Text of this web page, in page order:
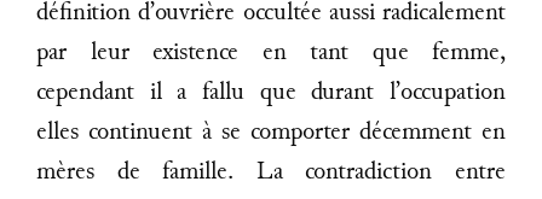
définition d’ouvrière occultée aussi radicalement
par leur existence en tant que femme,
cependant il a fallu que durant l’occupation
elles continuent à se comporter décemment en
mères de famille. La contradiction entre